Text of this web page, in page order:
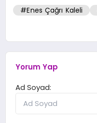
#Enes Çağrı Kaleli
Yorum Yap
Ad Soyad: